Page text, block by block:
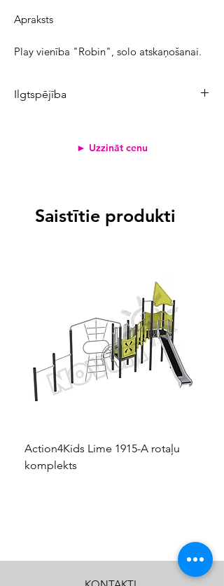
Apraksts
Play vienība "Robin", solo atskaņošanai.
Ilgtspējība
Pārstrādāto materiālu īpatsvars:
2-3
► Uzzināt cenu
Saistītie produkti
Action4Kids Lime 1915-A rotaļu
komplekts